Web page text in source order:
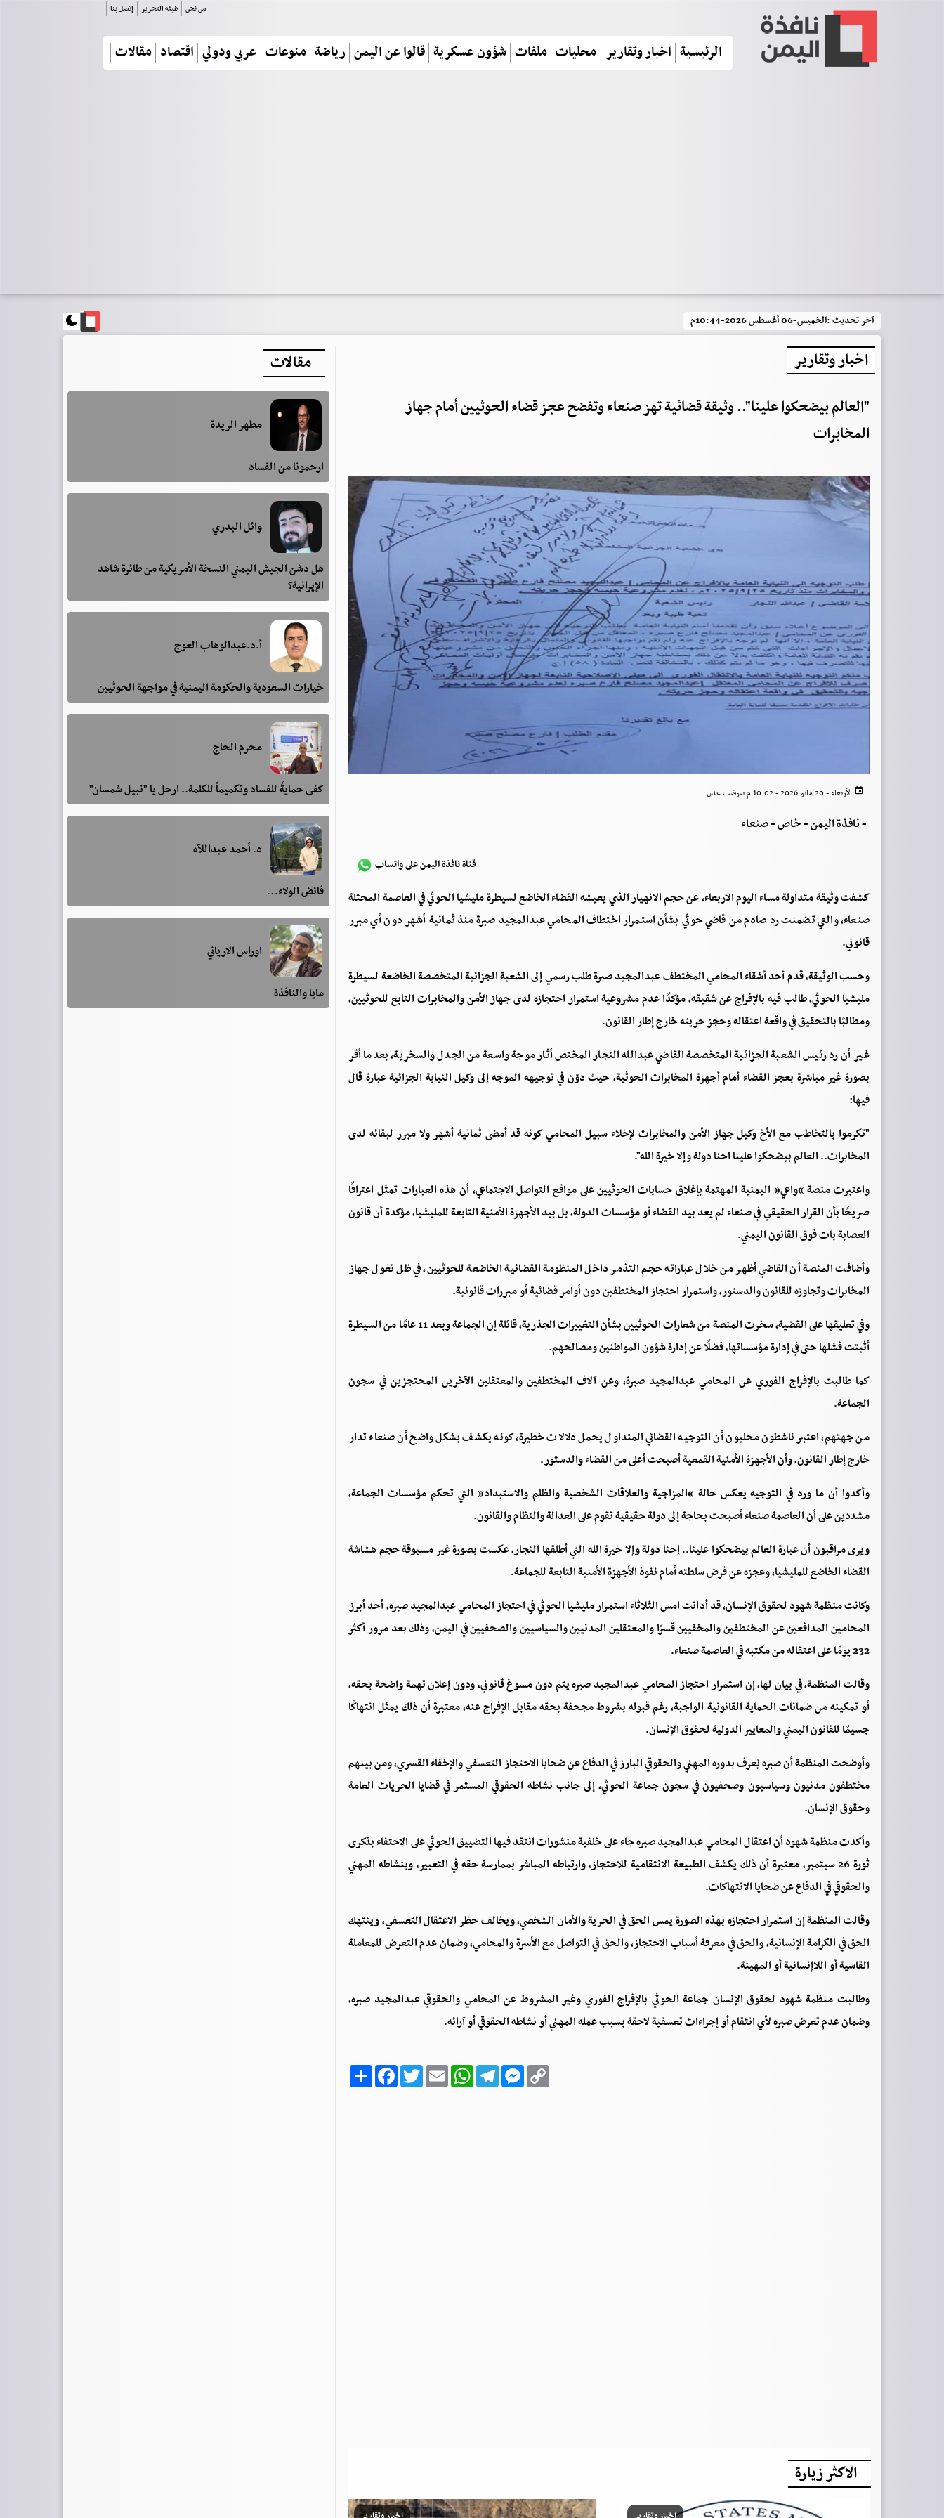
من نحن هيئة التحرير إتصل بنا
الرئيسية اخبار وتقارير محليات ملفات شؤون عسكرية قالوا عن اليمن رياضة منوعات عربي ودولي اقتصاد مقالات
آخر تحديث :الخميس-06 أغسطس 2026-10:44م
اخبار وتقارير
"العالم بيضحكوا علينا".. وثيقة قضائية تهز صنعاء وتفضح عجز قضاء الحوثيين أمام جهاز
المخابرات
الأربعاء - 20 مايو 2026 - 10:02 م بتوقيت عدن
-نافذة اليمن - خاص - صنعاء
قناة نافذة اليمن على واتساب
كشفت وثيقة متداولة مساء اليوم الاربعاء، عن حجم الانهيار الذي يعيشه القضاء الخاضع لسيطرة مليشيا الحوثي في العاصمة المحتلة
صنعاء، والتي تضمنت رد صادم من قاضي حوثي بشأن استمرار اختطاف المحامي عبدالمجيد صبرة منذ ثمانية أشهر دون أي مبرر
قانوني.
وحسب الوثيقة، قدم أحد أشقاء المحامي المختطف عبدالمجيد صبرة طلب رسمي إلى الشعبة الجزائية المتخصصة الخاضعة لسيطرة
مليشيا الحوثي، طالب فيه بالإفراج عن شقيقه، مؤكدًا عدم مشروعية استمرار احتجازه لدى جهاز الأمن والمخابرات التابع للحوثيين،
ومطالبًا بالتحقيق في واقعة اعتقاله وحجز حريته خارج إطار القانون.
غير أن رد رئيس الشعبة الجزائية المتخصصة القاضي عبدالله النجار المختص أثار موجة واسعة من الجدل والسخرية، بعدما أقر
بصورة غير مباشرة بعجز القضاء أمام أجهزة المخابرات الحوثية، حيث دوّن في توجيهه الموجه إلى وكيل النيابة الجزائية عبارة قال
فيها:
"تكرموا بالتخاطب مع الأخ وكيل جهاز الأمن والمخابرات لإخلاء سبيل المحامي كونه قد أمضى ثمانية أشهر ولا مبرر لبقائه لدى
المخابرات.. العالم بيضحكوا علينا احنا دولة وإلا خيرة الله".
واعتبرت منصة “واعي” اليمنية المهتمة بإغلاق حسابات الحوثيين على مواقع التواصل الاجتماعي، أن هذه العبارات تمثل اعترافًا
صريحًا بأن القرار الحقيقي في صنعاء لم يعد بيد القضاء أو مؤسسات الدولة، بل بيد الأجهزة الأمنية التابعة للمليشيا، مؤكدة أن قانون
العصابة بات فوق القانون اليمني.
وأضافت المنصة أن القاضي أظهر من خلال عباراته حجم التذمر داخل المنظومة القضائية الخاضعة للحوثيين، في ظل تغول جهاز
المخابرات وتجاوزه للقانون والدستور، واستمرار احتجاز المختطفين دون أوامر قضائية أو مبررات قانونية.
وفي تعليقها على القضية، سخرت المنصة من شعارات الحوثيين بشأن التغييرات الجذرية، قائلة إن الجماعة وبعد 11 عامًا من السيطرة
أثبتت فشلها حتى في إدارة مؤسساتها، فضلًا عن إدارة شؤون المواطنين ومصالحهم.
كما طالبت بالإفراج الفوري عن المحامي عبدالمجيد صبرة، وعن آلاف المختطفين والمعتقلين الآخرين المحتجزين في سجون
الجماعة.
من جهتهم، اعتبر ناشطون محليون أن التوجيه القضائي المتداول يحمل دلالات خطيرة، كونه يكشف بشكل واضح أن صنعاء تدار
خارج إطار القانون، وأن الأجهزة الأمنية القمعية أصبحت أعلى من القضاء والدستور.
وأكدوا أن ما ورد في التوجيه يعكس حالة “المزاجية والعلاقات الشخصية والظلم والاستبداد” التي تحكم مؤسسات الجماعة،
مشددين على أن العاصمة صنعاء أصبحت بحاجة إلى دولة حقيقية تقوم على العدالة والنظام والقانون.
ويرى مراقبون أن عبارة العالم بيضحكوا علينا.. إحنا دولة وإلا خيرة الله التي أطلقها النجار، عكست بصورة غير مسبوقة حجم هشاشة
القضاء الخاضع للمليشيا، وعجزه عن فرض سلطته أمام نفوذ الأجهزة الأمنية التابعة للجماعة.
وكانت منظمة شهود لحقوق الإنسان، قد أدانت امس الثلاثاء استمرار مليشيا الحوثي في احتجاز المحامي عبدالمجيد صبره، أحد أبرز
المحامين المدافعين عن المختطفين والمخفيين قسرًا والمعتقلين المدنيين والسياسيين والصحفيين في اليمن، وذلك بعد مرور أكثر
232 يومًا على اعتقاله من مكتبه في العاصمة صنعاء.
وقالت المنظمة، في بيان لها، إن استمرار احتجاز المحامي عبدالمجيد صبره يتم دون مسوغ قانوني، ودون إعلان تهمة واضحة بحقه،
أو تمكينه من ضمانات الحماية القانونية الواجبة، رغم قبوله بشروط مجحفة بحقه مقابل الإفراج عنه، معتبرة أن ذلك يمثل انتهاكًا
جسيمًا للقانون اليمني والمعايير الدولية لحقوق الإنسان.
وأوضحت المنظمة أن صبره يُعرف بدوره المهني والحقوقي البارز في الدفاع عن ضحايا الاحتجاز التعسفي والإخفاء القسري، ومن بينهم
مختطفون مدنيون وسياسيون وصحفيون في سجون جماعة الحوثي، إلى جانب نشاطه الحقوقي المستمر في قضايا الحريات العامة
وحقوق الإنسان.
وأكدت منظمة شهود أن اعتقال المحامي عبدالمجيد صبره جاء على خلفية منشورات انتقد فيها التضييق الحوثي على الاحتفاء بذكرى
ثورة 26 سبتمبر، معتبرة أن ذلك يكشف الطبيعة الانتقامية للاحتجاز، وارتباطه المباشر بممارسة حقه في التعبير، وبنشاطه المهني
والحقوقي في الدفاع عن ضحايا الانتهاكات.
وقالت المنظمة إن استمرار احتجازه بهذه الصورة يمس الحق في الحرية والأمان الشخصي، ويخالف حظر الاعتقال التعسفي، وينتهك
الحق في الكرامة الإنسانية، والحق في معرفة أسباب الاحتجاز، والحق في التواصل مع الأسرة والمحامي، وضمان عدم التعرض للمعاملة
القاسية أو اللاإنسانية أو المهينة.
وطالبت منظمة شهود لحقوق الإنسان جماعة الحوثي بالإفراج الفوري وغير المشروط عن المحامي والحقوقي عبدالمجيد صبره،
وضمان عدم تعرض صبره لأي انتقام أو إجراءات تعسفية لاحقة بسبب عمله المهني أو نشاطه الحقوقي أو آرائه.
ا
ن
ش
F
a
c
T
w
i
E
m
a
W
h
a
T
e
l
M
e
s
C
o
p
الاكثر زيارة
مقالات
مطهر الريدة
ارحمونا من الفساد
وائل البدري
هل دشن الجيش اليمني النسخة الأمريكية من طائرة شاهد
الإيرانية؟
أ.د.عبدالوهاب العوج
خيارات السعودية والحكومة اليمنية في مواجهة الحوثيين
محرم الحاج
كفى حمايةً للفساد وتكميماً للكلمة.. ارحل يا "نبيل شمسان"
د. أحمد عبداللآه
فائض الولاء…
اوراس الارياني
مايا والنافذة